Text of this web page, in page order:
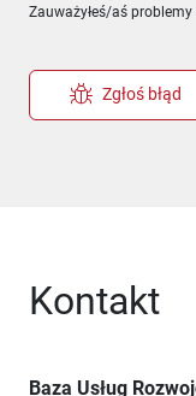
Zauważyłeś/aś
Zgłoś błąd
Kontakt
Baza Usług